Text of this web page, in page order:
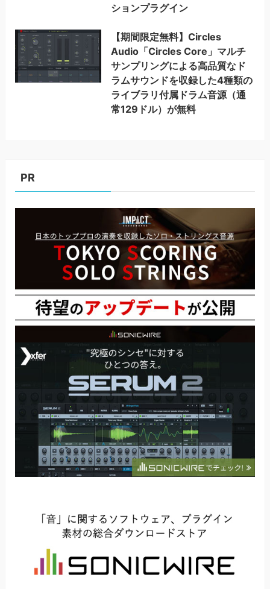
ションプラグイン
【期間限定無料】Circles
Audio「Circles Core」マルチ
サンプリングによる高品質なド
ラムサウンドを収録した4種類の
ライブラリ付属ドラム音源（通
常129ドル）が無料
PR